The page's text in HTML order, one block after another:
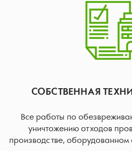
СОБСТВЕННАЯ
Все работы по
уничтожению отходов
производстве, оборудованном